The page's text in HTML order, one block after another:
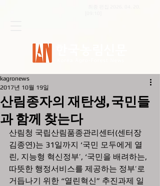
산림종자의 재탄생, 국민들
과 함께 찾는다
kagronews
2017년 10월 19일
산림청 국립산림품종관리센터(센터장
김종연)는 31일까지 ‘국민 모두에게 열
린, 지능형 혁신정부’, ‘국민을 배려하는,
따뜻한 행정서비스를 제공하는 정부’로
거듭나기 위한 “열린혁신” 추진과제 일